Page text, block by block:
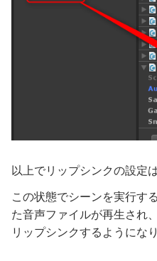
以上でリップシンクの設定
この状態でシーンを実行す
た音声ファイルが再生され
リップシンクするようにな